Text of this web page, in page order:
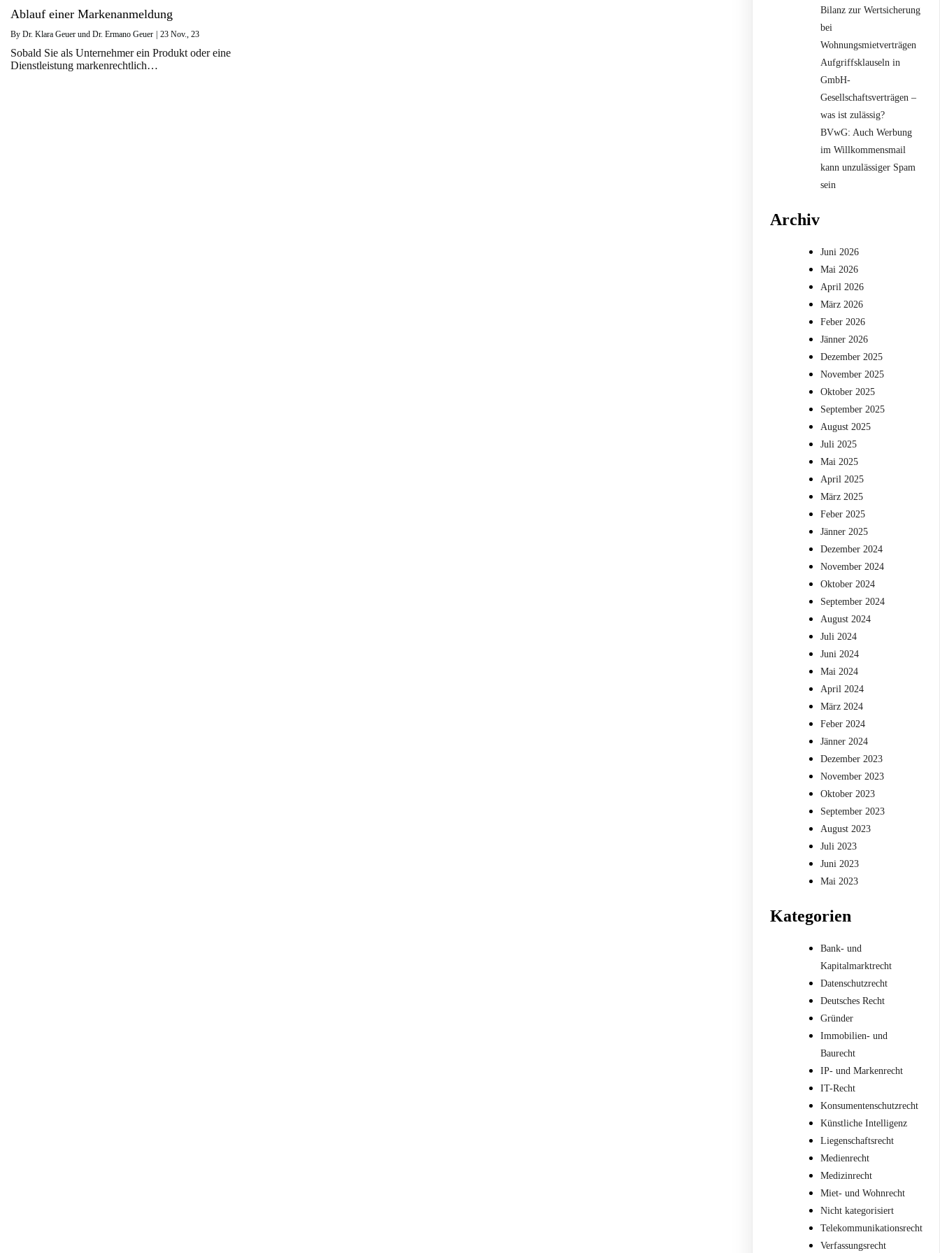
Ablauf einer Markenanmeldung
By Dr. Klara Geuer und Dr. Ermano Geuer | 23 Nov., 23
Sobald Sie als Unternehmer ein Produkt oder eine
Dienstleistung markenrechtlich…
Bilanz zur Wertsicherung
bei
Wohnungsmietverträgen
Aufgriffsklauseln in
GmbH-
Gesellschaftsverträgen –
was ist zulässig?
BVwG: Auch Werbung
im Willkommensmail
kann unzulässiger Spam
sein
Archiv
Juni 2026
Mai 2026
April 2026
März 2026
Feber 2026
Jänner 2026
Dezember 2025
November 2025
Oktober 2025
September 2025
August 2025
Juli 2025
Mai 2025
April 2025
März 2025
Feber 2025
Jänner 2025
Dezember 2024
November 2024
Oktober 2024
September 2024
August 2024
Juli 2024
Juni 2024
Mai 2024
April 2024
März 2024
Feber 2024
Jänner 2024
Dezember 2023
November 2023
Oktober 2023
September 2023
August 2023
Juli 2023
Juni 2023
Mai 2023
Kategorien
Bank- und
Kapitalmarktrecht
Datenschutzrecht
Deutsches Recht
Gründer
Immobilien- und
Baurecht
IP- und Markenrecht
IT-Recht
Konsumentenschutzrecht
Künstliche Intelligenz
Liegenschaftsrecht
Medienrecht
Medizinrecht
Miet- und Wohnrecht
Nicht kategorisiert
Telekommunikationsrecht
Verfassungsrecht